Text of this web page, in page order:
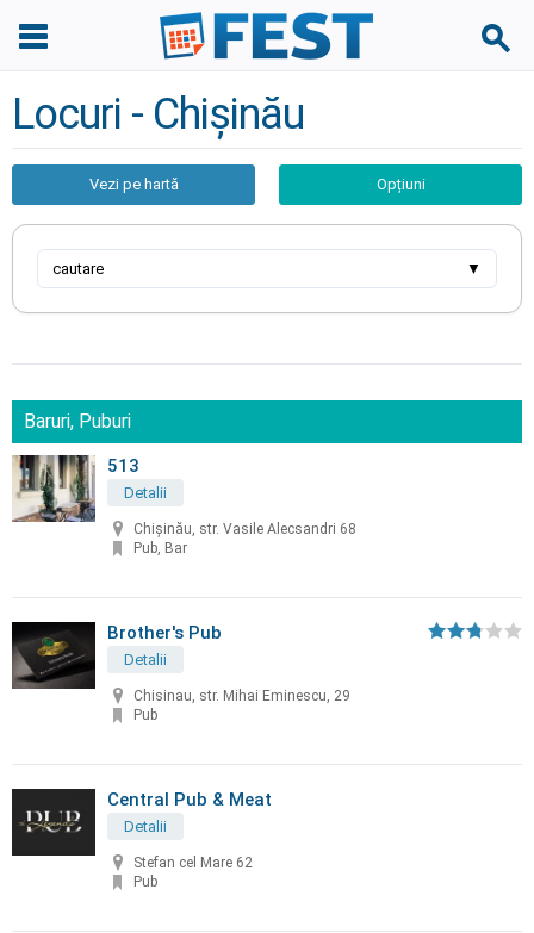
Locuri - Chișinău
Vezi pe hartă Opțiuni
cautare ▼
Baruri, Puburi
513
Detalii
Chișinău, str. Vasile Alecsandri 68
Pub, Bar
Brother's Pub
Detalii
Chisinau, str. Mihai Eminescu, 29
Pub
Central Pub & Meat
Detalii
Stefan cel Mare 62
Pub